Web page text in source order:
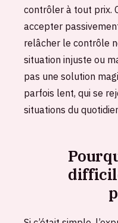
contrôler à tout prix.
accepter
relâcher le contrôle
situation injuste ou
pas une solution
parfois lent, qui se
situations du